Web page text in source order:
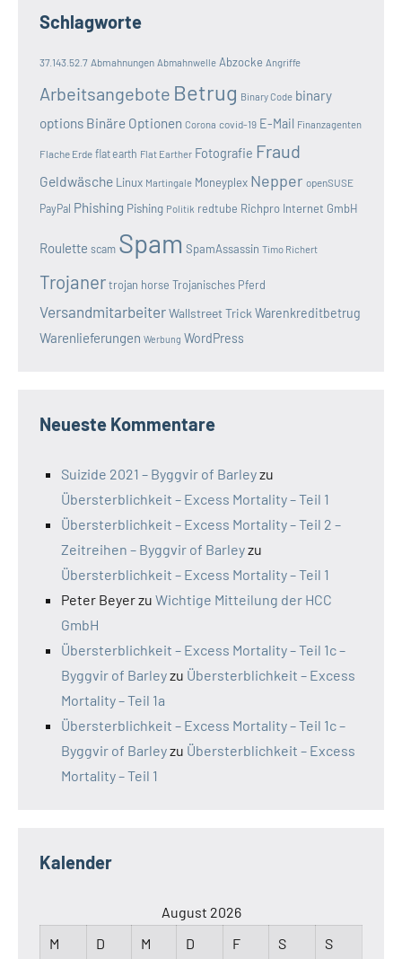
Schlagworte
37.143.52.7 Abmahnungen Abmahnwelle Abzocke Angriffe
Arbeitsangebote Betrug Binary Code binary
options Binäre Optionen Corona covid-19 E-Mail Finanzagenten
Flache Erde flat earth Flat Earther Fotografie Fraud
Geldwäsche Linux Martingale Moneyplex Nepper openSUSE
PayPal Phishing Pishing Politik redtube Richpro Internet GmbH
Roulette scam Spam SpamAssassin Timo Richert
Trojanertrojan horse Trojanisches Pferd
VersandmitarbeiterWallstreet Trick Warenkreditbetrug
Warenlieferungen Werbung WordPress
Neueste Kommentare
Suizide 2021 – Byggvir of Barleyzu
Übersterblichkeit – Excess Mortality – Teil 1
Übersterblichkeit – Excess Mortality – Teil 2 –
Zeitreihen – Byggvir of Barleyzu
Übersterblichkeit – Excess Mortality – Teil 1
Peter Beyerzu Wichtige Mitteilung der HCC
GmbH
Übersterblichkeit – Excess Mortality – Teil 1c –
Byggvir of Barleyzu Übersterblichkeit – Excess
Mortality – Teil 1a
Übersterblichkeit – Excess Mortality – Teil 1c –
Byggvir of Barleyzu Übersterblichkeit – Excess
Mortality – Teil 1
Kalender
August 2026
M
D M D F S S